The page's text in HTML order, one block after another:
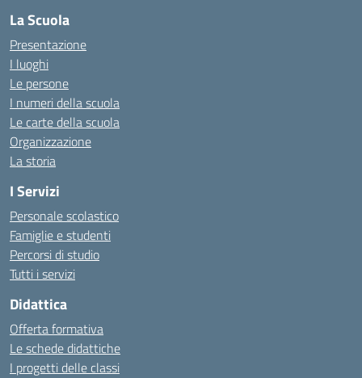
La Scuola
Presentazione
I luoghi
Le persone
I numeri della scuola
Le carte della scuola
Organizzazione
La storia
I Servizi
Personale scolastico
Famiglie e studenti
Percorsi di studio
Tutti i servizi
Didattica
Offerta formativa
Le schede didattiche
I progetti delle classi